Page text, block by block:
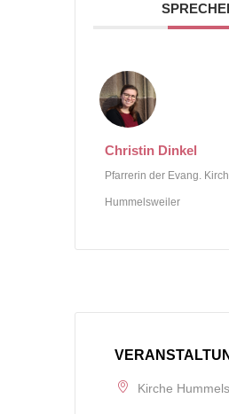
Christin Dinkel
Pfarrerin der Evang.
Hummelsweiler
Kirche